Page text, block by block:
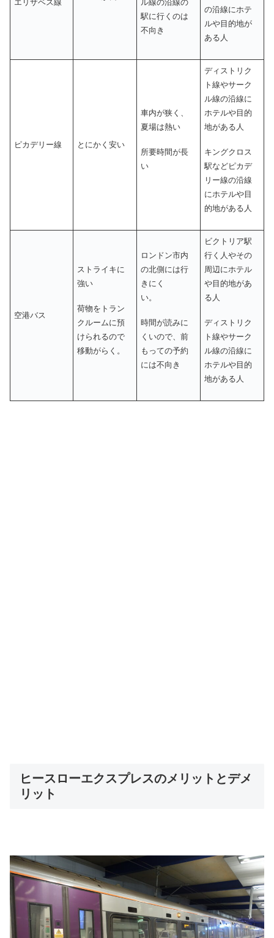
エリザベス線
ル線の沿線の
駅に行くのは
不向き
の沿線にホテ
ルや目的地が
ある人
ピカデリー線 とにかく安い
車内が狭く、
夏場は熱い
所要時間が長
い
ディストリク
ト線やサーク
ル線の沿線に
ホテルや目的
地がある人
キングクロス
駅などピカデ
リー線の沿線
にホテルや目
的地がある人
空港バス
ストライキに
強い
荷物をトラン
クルームに預
けられるので
移動がらく。
ロンドン市内
の北側には行
きにく
い。
時間が読みに
くいので、前
もっての予約
には不向き
ビクトリア駅
行く人やその
周辺にホテル
や目的地があ
る人
ディストリク
ト線やサーク
ル線の沿線に
ホテルや目的
地がある人
ヒースローエクスプレスのメリットとデメ
リット